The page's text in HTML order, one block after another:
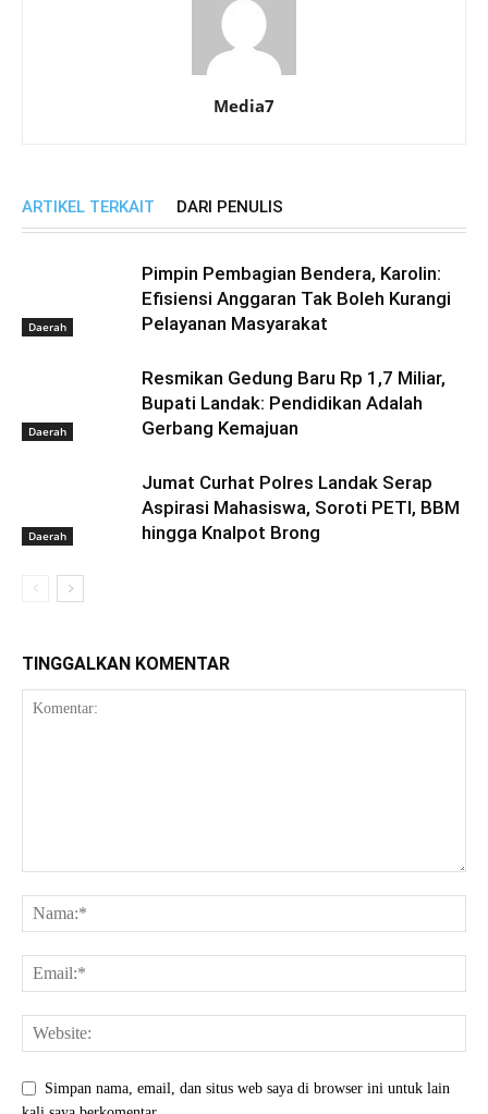
Media7
ARTIKEL TERKAIT DARI PENULIS
Daerah
Pimpin Pembagian Bendera, Karolin:
Efisiensi Anggaran Tak Boleh Kurangi
Pelayanan Masyarakat
Daerah
Resmikan Gedung Baru Rp 1,7 Miliar,
Bupati Landak: Pendidikan Adalah
Gerbang Kemajuan
Daerah
Jumat Curhat Polres Landak Serap
Aspirasi Mahasiswa, Soroti PETI, BBM
hingga Knalpot Brong
TINGGALKAN KOMENTAR
Simpan nama, email, dan situs web saya di browser ini untuk lain